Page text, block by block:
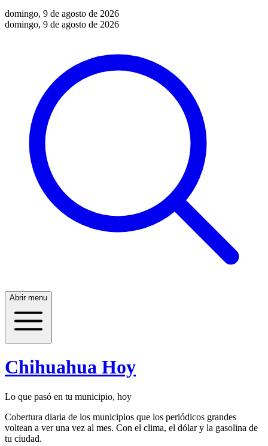
domingo, 9 de agosto de 2026
domingo, 9 de agosto de 2026
Abrir menu
Chihuahua Hoy
Lo que pasó en tu municipio, hoy
Cobertura diaria de los municipios que los periódicos grandes
voltean a ver una vez al mes. Con el clima, el dólar y la gasolina de
tu ciudad.